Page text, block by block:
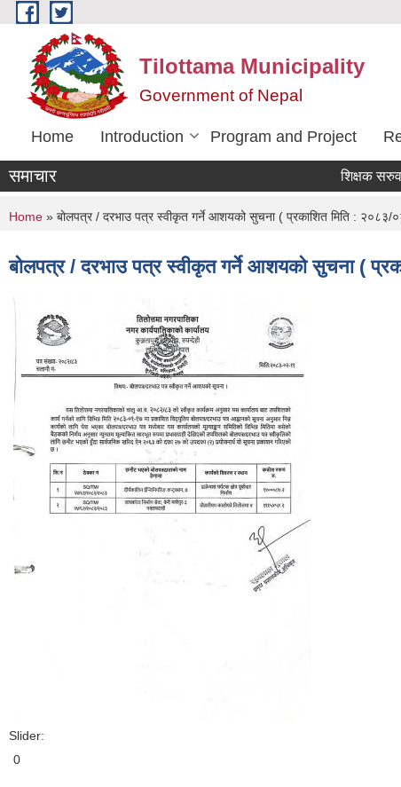
Skip to main content
Tilottama Municipality
Government of Nepal
Home Introduction Program and Project
समाचार शिक्षक सरुवा
You are here
Home » बोलपत्र / दरभाउ पत्र स्वीकृत गर्ने आशयको सुचना ( प्रकाशित मिति : २०८३/
बोलपत्र / दरभाउ पत्र स्वीकृत गर्ने आशयको सुचना (
Slider:
0